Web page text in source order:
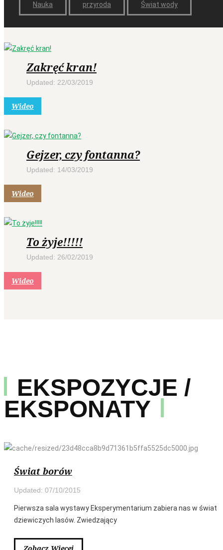
Nauka przyroda Świat wody
Zakręć kran!
Updated: 22/03/2019
Wideo
Gejzer, czy fontanna?
Updated: 14/03/2019
Wideo
To żyje!!!!!
Updated: 26/02/2019
Wideo
EKSPOZYCJE /
EKSPONATY
Świat borów
Updated: 07/10/2015
Pierwsza sala wystawy Eksperymentarium zabiera nas w świat
dziewiczych lasów. Zwiedzający